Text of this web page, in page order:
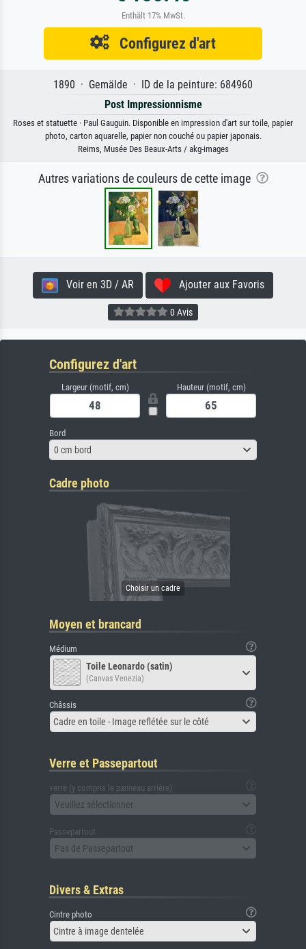
Enthält 17% MwSt.
Configurez d'art
1890 · Gemälde · ID de la peinture: 684960
Post Impressionnisme
Roses et statuette · Paul Gauguin. Disponible en impression d'art sur toile, papier
photo, carton aquarelle, papier non couché ou papier japonais.
Reims, Musée Des Beaux-Arts / akg-images
Autres variations de couleurs de cette image
Voir en 3D / AR Ajouter aux Favoris
0 Avis
Configurez d'art
Largeur (motif, cm) Hauteur (motif, cm)
Bord
0 cm bord
Cadre photo
Moyen et brancard
Médium
Toile Leonardo (satin)
(Canvas Venezia)
Châssis
Cadre en toile - Image reflétée sur le côté
Verre et Passepartout
verre (y compris le panneau arrière)
Veuillez sélectionner
Passepartout
Pas de Passepartout
Divers & Extras
Cintre photo
Cintre à image dentelée